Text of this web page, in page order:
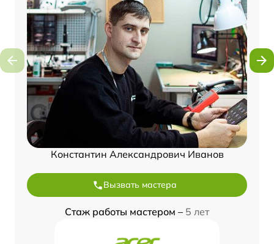
Константин Александрович Иванов
Вызвать мастера
Стаж работы мастером – 5 лет